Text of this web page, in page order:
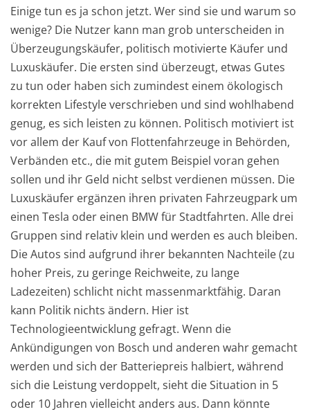
Einige tun es ja schon jetzt. Wer sind sie und warum so
wenige? Die Nutzer kann man grob unterscheiden in
Überzeugungskäufer, politisch motivierte Käufer und
Luxuskäufer. Die ersten sind überzeugt, etwas Gutes
zu tun oder haben sich zumindest einem ökologisch
korrekten Lifestyle verschrieben und sind wohlhabend
genug, es sich leisten zu können. Politisch motiviert ist
vor allem der Kauf von Flottenfahrzeuge in Behörden,
Verbänden etc., die mit gutem Beispiel voran gehen
sollen und ihr Geld nicht selbst verdienen müssen. Die
Luxuskäufer ergänzen ihren privaten Fahrzeugpark um
einen Tesla oder einen BMW für Stadtfahrten. Alle drei
Gruppen sind relativ klein und werden es auch bleiben.
Die Autos sind aufgrund ihrer bekannten Nachteile (zu
hoher Preis, zu geringe Reichweite, zu lange
Ladezeiten) schlicht nicht massenmarktfähig. Daran
kann Politik nichts ändern. Hier ist
Technologieentwicklung gefragt. Wenn die
Ankündigungen von Bosch und anderen wahr gemacht
werden und sich der Batteriepreis halbiert, während
sich die Leistung verdoppelt, sieht die Situation in 5
oder 10 Jahren vielleicht anders aus. Dann könnte